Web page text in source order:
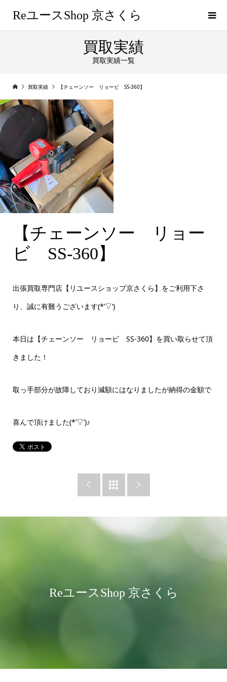
ReユースShop 京さくら
買取実績
買取実績一覧
買取実績 【チェーンソー リョービ SS-360】
【チェーンソー リョー
ビ SS-360】
出張買取専門店【リユースショップ京さくら】をご利用下さ
り、誠に有難うございます(*’▽’)
本日は【チェーンソー リョービ SS-360】を買い取らせて頂
きました！
取っ手部分が故障しており減額にはなりましたが納得の金額で
喜んで頂けました(*’▽’)♪
  
ReユースShop 京さくら